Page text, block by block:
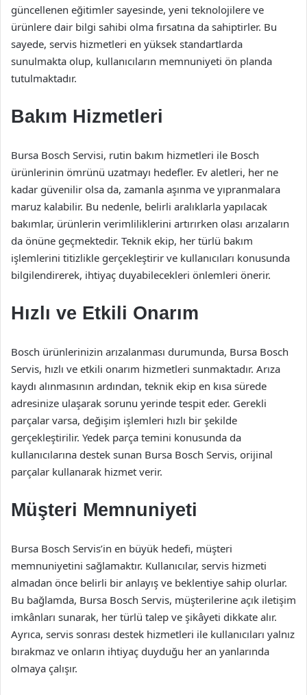
güncellenen eğitimler sayesinde, yeni teknolojilere ve
ürünlere dair bilgi sahibi olma fırsatına da sahiptirler. Bu
sayede, servis hizmetleri en yüksek standartlarda
sunulmakta olup, kullanıcıların memnuniyeti ön planda
tutulmaktadır.
Bakım Hizmetleri
Bursa Bosch Servisi, rutin bakım hizmetleri ile Bosch
ürünlerinin ömrünü uzatmayı hedefler. Ev aletleri, her ne
kadar güvenilir olsa da, zamanla aşınma ve yıpranmalara
maruz kalabilir. Bu nedenle, belirli aralıklarla yapılacak
bakımlar, ürünlerin verimliliklerini artırırken olası arızaların
da önüne geçmektedir. Teknik ekip, her türlü bakım
işlemlerini titizlikle gerçekleştirir ve kullanıcıları konusunda
bilgilendirerek, ihtiyaç duyabilecekleri önlemleri önerir.
Hızlı ve Etkili Onarım
Bosch ürünlerinizin arızalanması durumunda, Bursa Bosch
Servis, hızlı ve etkili onarım hizmetleri sunmaktadır. Arıza
kaydı alınmasının ardından, teknik ekip en kısa sürede
adresinize ulaşarak sorunu yerinde tespit eder. Gerekli
parçalar varsa, değişim işlemleri hızlı bir şekilde
gerçekleştirilir. Yedek parça temini konusunda da
kullanıcılarına destek sunan Bursa Bosch Servis, orijinal
parçalar kullanarak hizmet verir.
Müşteri Memnuniyeti
Bursa Bosch Servis’in en büyük hedefi, müşteri
memnuniyetini sağlamaktır. Kullanıcılar, servis hizmeti
almadan önce belirli bir anlayış ve beklentiye sahip olurlar.
Bu bağlamda, Bursa Bosch Servis, müşterilerine açık iletişim
imkânları sunarak, her türlü talep ve şikâyeti dikkate alır.
Ayrıca, servis sonrası destek hizmetleri ile kullanıcıları yalnız
bırakmaz ve onların ihtiyaç duyduğu her an yanlarında
olmaya çalışır.